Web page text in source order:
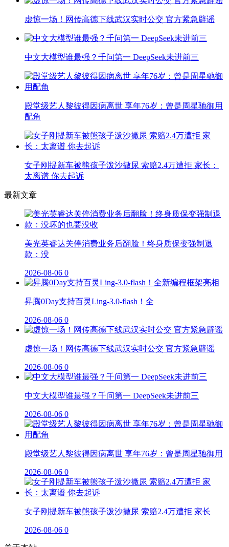
虚惊一场！网传高德下线武汉实时公交 官方紧急辟谣
中文大模型谁最强？千问第一 DeepSeek未进前三
殿堂级艺人黎彼得因病离世 享年76岁：曾是周星驰御用
配角
女子刚提新车被熊孩子泼沙撒尿 索赔2.4万遭拒 家长：
太离谱 你去起诉
最新文章
美光英睿达关停消费业务后翻脸！终身质保变强制退
款：没
2026-08-06 0
昇腾0Day支持百灵Ling-3.0-flash！全
2026-08-06 0
虚惊一场！网传高德下线武汉实时公交 官方紧急辟谣
2026-08-06 0
中文大模型谁最强？千问第一 DeepSeek未进前三
2026-08-06 0
殿堂级艺人黎彼得因病离世 享年76岁：曾是周星驰御用
2026-08-06 0
女子刚提新车被熊孩子泼沙撒尿 索赔2.4万遭拒 家长
2026-08-06 0